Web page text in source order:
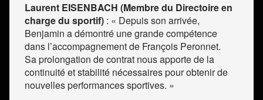
Laurent EISENBACH (Membre du Directoire en
charge du sportif) : « Depuis son arrivée,
Benjamin a démontré une grande compétence
dans l’accompagnement de François Peronnet.
Sa prolongation de contrat nous apporte de la
continuité et stabilité nécessaires pour obtenir de
nouvelles performances sportives. »